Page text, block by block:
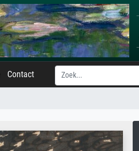
Contact